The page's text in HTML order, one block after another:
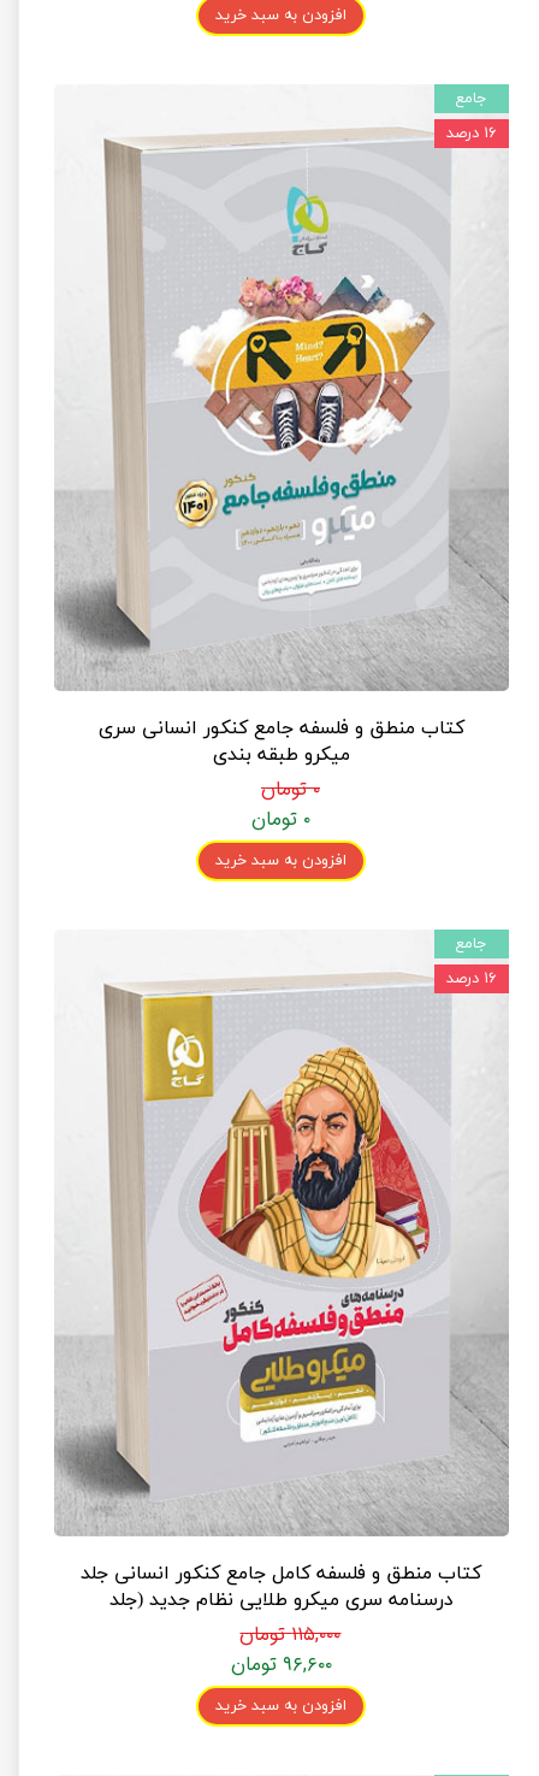
افزودن به سبد خرید
کتاب منطق و فلسفه جامع کنکور انسانی سری
میکرو طبقه بندی
۰ تومان
۰ تومان
افزودن به سبد خرید
جامع
۱۶ درصد
کتاب منطق و فلسفه کامل جامع کنکور انسانی جلد
درسنامه سری میکرو طلایی نظام جدید (جلد
درسنامه)۱۱۵,۰۰۰ تومان
۹۶,۶۰۰ تومان
افزودن به سبد خرید
جامع
۱۶ درصد